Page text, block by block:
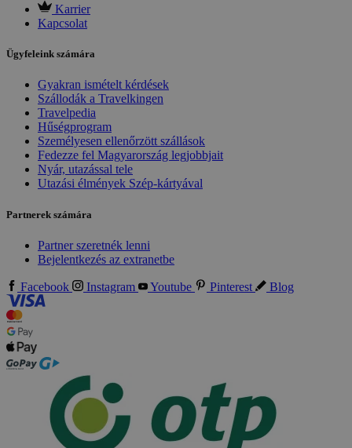
Karrier
Kapcsolat
Ügyfeleink számára
Gyakran ismételt kérdések
Szállodák a Travelkingen
Travelpedia
Hűségprogram
Személyesen ellenőrzött szállások
Fedezze fel Magyarország legjobbjait
Nyár, utazással tele
Utazási élmények Szép-kártyával
Partnerek számára
Partner szeretnék lenni
Bejelentkezés az extranetbe
Facebook Instagram Youtube Pinterest Blog